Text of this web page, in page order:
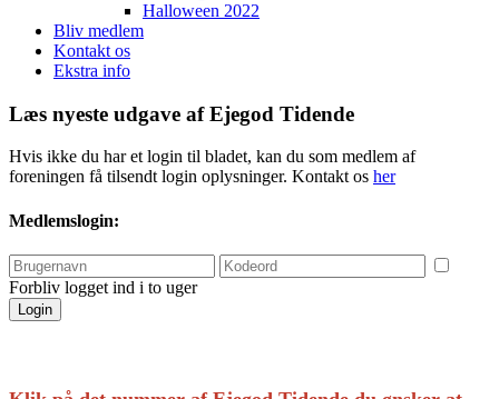
Halloween 2022
Bliv medlem
Kontakt os
Ekstra info
Læs nyeste udgave af Ejegod Tidende
Hvis ikke du har et login til bladet, kan du som medlem af
foreningen få tilsendt login oplysninger. Kontakt os her
Medlemslogin:
Forbliv logget ind i to uger